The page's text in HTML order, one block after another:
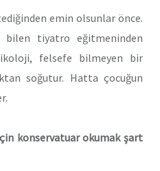
emin olsunlar önce.
bilen tiyatro eğitmeninden
felsefe bilmeyen bir
soğutur. Hatta çocuğun
konservatuar okumak şart